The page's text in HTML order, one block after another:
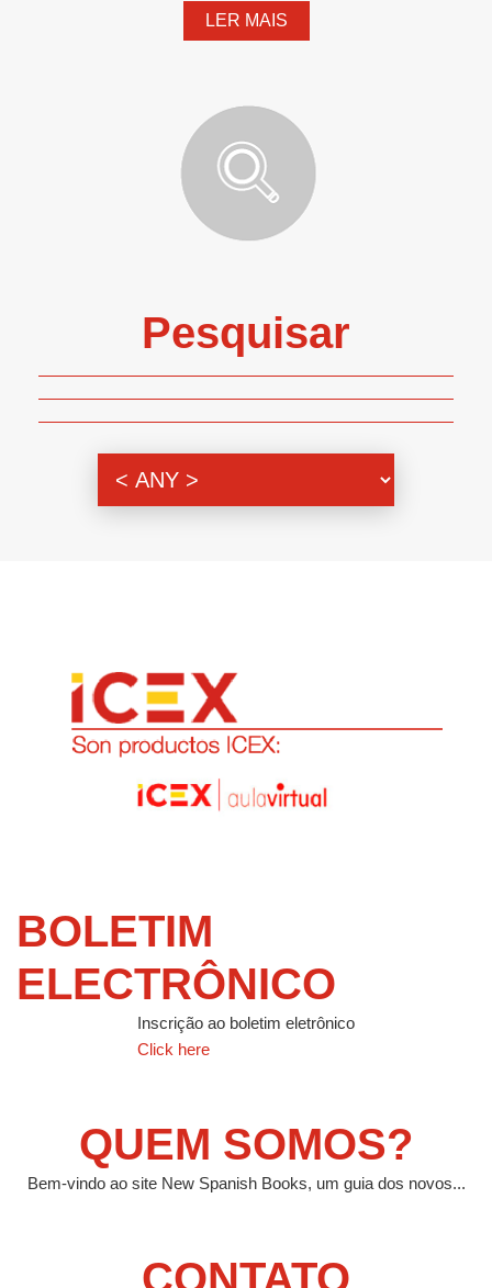
LER MAIS
Pesquisar
BOLETIM
ELECTRÔNICO
Inscrição ao boletim eletrônico
Click here
QUEM SOMOS?
Bem-vindo ao site New Spanish Books, um guia dos novos...
CONTATO